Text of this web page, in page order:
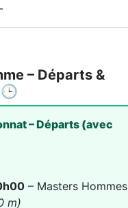
– Départs &
– Départs (avec
– Masters Hommes
m)